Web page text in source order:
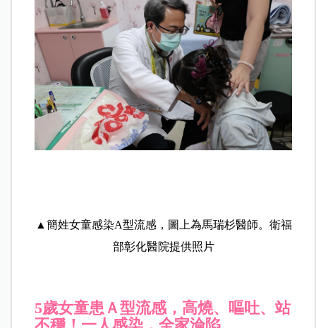
▲簡姓女童感染A型流感，圖上為馬瑞杉醫師。 衛福
部彰化醫院提供照片
5歲女童患Ａ型流感，高燒、嘔吐、站